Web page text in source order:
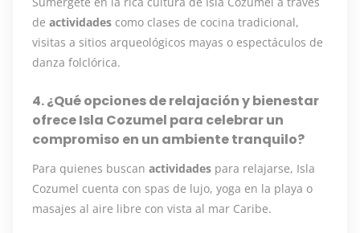
de actividades como clases de cocina tradicional,
visitas a sitios arqueológicos mayas o espectáculos de
danza folclórica.
4. ¿Qué opciones de relajación y bienestar
ofrece Isla Cozumel para celebrar un
compromiso en un ambiente tranquilo?
Para quienes buscan actividades para relajarse, Isla
Cozumel cuenta con spas de lujo, yoga en la playa o
masajes al aire libre con vista al mar Caribe.